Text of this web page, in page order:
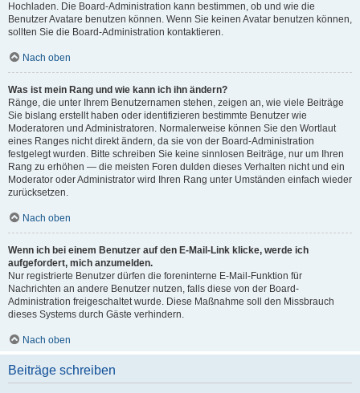
Hochladen. Die Board-Administration kann bestimmen, ob und wie die
Benutzer Avatare benutzen können. Wenn Sie keinen Avatar benutzen können,
sollten Sie die Board-Administration kontaktieren.
Nach oben
Was ist mein Rang und wie kann ich ihn ändern?
Ränge, die unter Ihrem Benutzernamen stehen, zeigen an, wie viele Beiträge
Sie bislang erstellt haben oder identifizieren bestimmte Benutzer wie
Moderatoren und Administratoren. Normalerweise können Sie den Wortlaut
eines Ranges nicht direkt ändern, da sie von der Board-Administration
festgelegt wurden. Bitte schreiben Sie keine sinnlosen Beiträge, nur um Ihren
Rang zu erhöhen — die meisten Foren dulden dieses Verhalten nicht und ein
Moderator oder Administrator wird Ihren Rang unter Umständen einfach wieder
zurücksetzen.
Nach oben
Wenn ich bei einem Benutzer auf den E-Mail-Link klicke, werde ich
aufgefordert, mich anzumelden.
Nur registrierte Benutzer dürfen die foreninterne E-Mail-Funktion für
Nachrichten an andere Benutzer nutzen, falls diese von der Board-
Administration freigeschaltet wurde. Diese Maßnahme soll den Missbrauch
dieses Systems durch Gäste verhindern.
Nach oben
Beiträge schreiben